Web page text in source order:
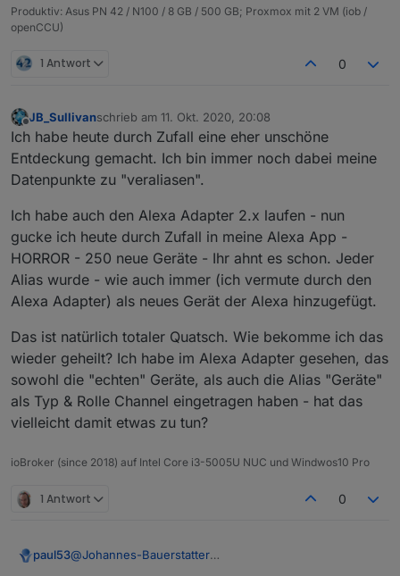
Produktiv: Asus PN 42 / N100 / 8 GB / 500 GB; Proxmox mit 2 VM (iob /
openCCU)
1 Antwort 0
Offline
JB_Sullivanschrieb am 11. Okt. 2020, 20:08
zuletzt editiert von
Ich habe heute durch Zufall eine eher unschöne
Entdeckung gemacht. Ich bin immer noch dabei meine
Datenpunkte zu "veraliasen".
Ich habe auch den Alexa Adapter 2.x laufen - nun
gucke ich heute durch Zufall in meine Alexa App -
HORROR - 250 neue Geräte - Ihr ahnt es schon. Jeder
Alias wurde - wie auch immer (ich vermute durch den
Alexa Adapter) als neues Gerät der Alexa hinzugefügt.
Das ist natürlich totaler Quatsch. Wie bekomme ich das
wieder geheilt? Ich habe im Alexa Adapter gesehen, das
sowohl die "echten" Geräte, als auch die Alias "Geräte"
als Typ & Rolle Channel eingetragen haben - hat das
vielleicht damit etwas zu tun?
ioBroker (since 2018) auf Intel Core i3-5005U NUC und Windwos10 Pro
1 Antwort 0
paul53@Johannes-Bauerstatter